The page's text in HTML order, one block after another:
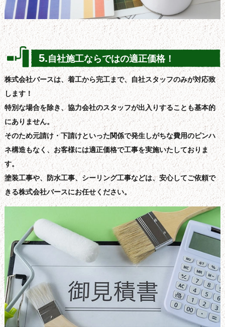
5.自社施工ならではの適正価格！
株式会社バースは、着工から完工まで、自社スタッフのみが対応致
します！
特別な場合を除き、協力会社のスタッフが出入りすることも基本的
にありません。
そのため元請け・下請けといった関係で発生しがちな費用のピンハ
ネ構造もなく、お客様には適正価格で工事を実施いたしておりま
す。
塗装工事や、防水工事、シーリング工事などは、安心してご依頼で
きる株式会社バースにお任せください。